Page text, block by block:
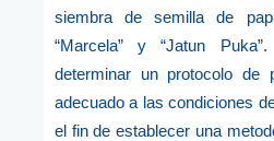
siembra de semilla de
“Marcela” y “Jatun
determinar un protocolo de
adecuado a las condiciones
el fin de establecer una